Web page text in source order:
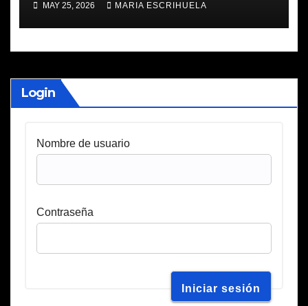
MAY 25, 2026 MARIA ESCRIHUELA
Login
Nombre de usuario
Contraseña